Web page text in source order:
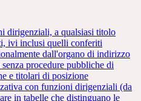
dirigenziali, a qualsiasi titolo
ivi inclusi quelli conferiti
dall'organo di indirizzo
procedure pubbliche di
e titolari di posizione
con funzioni dirigenziali (da
in tabelle che distinguano le